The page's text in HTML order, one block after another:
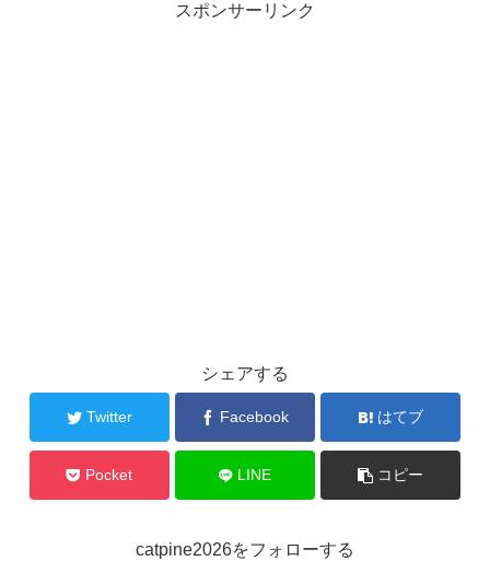
スポンサーリンク
シェアする
Twitter Facebook はてブ
Pocket LINE コピー
catpine2026をフォローする